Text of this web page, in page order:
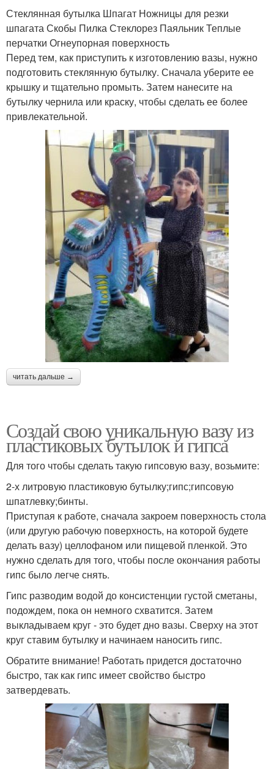
Стеклянная бутылка Шпагат Ножницы для резки
шпагата Скобы Пилка Стеклорез Паяльник Теплые
перчатки Огнеупорная поверхность
Перед тем, как приступить к изготовлению вазы, нужно
подготовить стеклянную бутылку. Сначала уберите ее
крышку и тщательно промыть. Затем нанесите на
бутылку чернила или краску, чтобы сделать ее более
привлекательной.
читать дальше →
Создай свою уникальную вазу из
пластиковых бутылок и гипса
Для того чтобы сделать такую гипсовую вазу, возьмите:
2-х литровую пластиковую бутылку;гипс;гипсовую
шпатлевку;бинты.
Приступая к работе, сначала закроем поверхность стола
(или другую рабочую поверхность, на которой будете
делать вазу) целлофаном или пищевой пленкой. Это
нужно сделать для того, чтобы после окончания работы
гипс было легче снять.
Гипс разводим водой до консистенции густой сметаны,
подождем, пока он немного схватится. Затем
выкладываем круг - это будет дно вазы. Сверху на этот
круг ставим бутылку и начинаем наносить гипс.
Обратите внимание! Работать придется достаточно
быстро, так как гипс имеет свойство быстро
затвердевать.